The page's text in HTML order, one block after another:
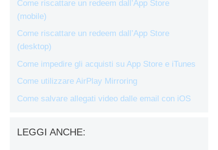
Come riscattare un redeem dall’App Store
(mobile)
Come riscattare un redeem dall’App Store
(desktop)
Come impedire gli acquisti su App Store e iTunes
Come utilizzare AirPlay Mirroring
Come salvare allegati video dalle email con iOS
LEGGI ANCHE: